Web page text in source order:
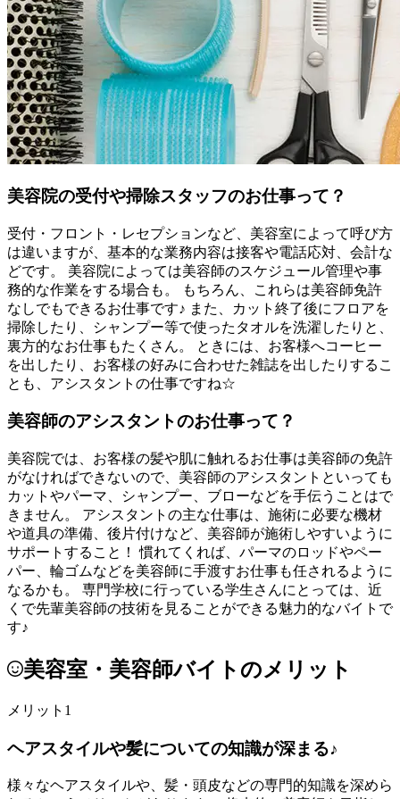
美容院の受付や掃除スタッフのお仕事って？
受付・フロント・レセプションなど、美容室によって呼び方
は違いますが、基本的な業務内容は接客や電話応対、会計な
どです。 美容院によっては美容師のスケジュール管理や事
務的な作業をする場合も。 もちろん、これらは美容師免許
なしでもできるお仕事です♪ また、カット終了後にフロアを
掃除したり、シャンプー等で使ったタオルを洗濯したりと、
裏方的なお仕事もたくさん。 ときには、お客様へコーヒー
を出したり、お客様の好みに合わせた雑誌を出したりするこ
とも、アシスタントの仕事ですね☆
美容師のアシスタントのお仕事って？
美容院では、お客様の髪や肌に触れるお仕事は美容師の免許
がなければできないので、美容師のアシスタントといっても
カットやパーマ、シャンプー、ブローなどを手伝うことはで
きません。 アシスタントの主な仕事は、施術に必要な機材
や道具の準備、後片付けなど、美容師が施術しやすいように
サポートすること！ 慣れてくれば、パーマのロッドやペー
パー、輪ゴムなどを美容師に手渡すお仕事も任されるように
なるかも。 専門学校に行っている学生さんにとっては、近
くで先輩美容師の技術を見ることができる魅力的なバイトで
す♪
美容室・美容師バイトのメリット
メリット1
ヘアスタイルや髪についての知識が深まる♪
様々なヘアスタイルや、髪・頭皮などの専門的知識を深めら